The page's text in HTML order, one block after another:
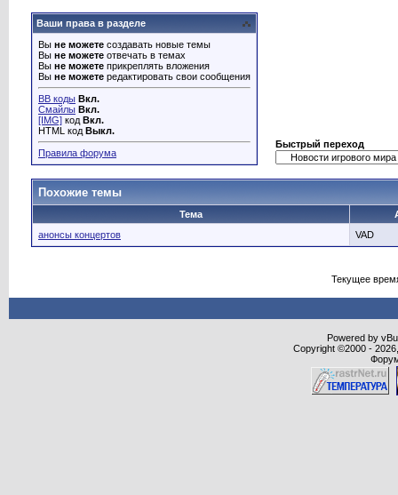
Ваши права в разделе
Вы не можете создавать новые темы
Вы не можете отвечать в темах
Вы не можете прикреплять вложения
Вы не можете редактировать свои сообщения
BB коды Вкл.
Смайлы Вкл.
[IMG] код Вкл.
HTML код Выкл.
Правила форума
Быстрый переход
Похожие темы
Тема
анонсы концертов
VAD
Текущее
Powered by
Copyright ©2000 -